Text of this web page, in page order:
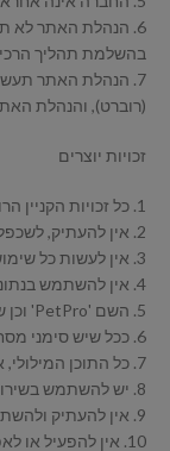
6. הנהלת האתר לא
בהשלמת תהליך
(רוברט), והנהלת
זכויות יוצרים
1. כל זכויות הקניין הרוחני, לרבות זכויות היוצרים, הדגמים, השיטות והסודות המסחריים, הנם רכושה של החברה בלבד. זכויות אלה חלות, בין השאר, על הנתונים באתר, לרבות רשימת המוצרים, תיאור וכל פרט אחר הקשור להפעלתו.
2. אין להעתיק, לשכפל, להפיץ, למכור, לשווק ולתרגם מידע כלשהו מהאתר, לרבות סימני מסחר, תמונות וטקסטים, וכיוצא בזאת, בלא קבלת רשותה של החברה מראש ובכתב.
3. אין לעשות כל שימוש מסחרי בנתונים המתפרסמים בבסיס הנתונים, ברשימת המוצרים המופיעים בו או בפרטים אחרים המתפרסמים בו, בלא קבלת הסכמתה של הנהלת האתר מראש ובכתב.
4. אין להשתמש בנתונים כלשהם המתפרסמים לצורך הצגתם באתר או בשירות אחר כלשהו, בלא לקבל את הסכמתה של הנהלת האתר מראש ובכתב ובכפוף לתנאי אותה הסכמה (אם תינתן).
5. השם 'PetPro' וכן שם המתחם (domain name) של האתר, סימני המסחר (בין אם נרשמו ובין אם לא) הם כולם רכושה של החברה בלבד. אין לעשות בהם שימוש בלא קבלת הסכמתה בכתב ומראש.
6. ככל שיש סימני מסחר (לרבות תמונות, שרטוטים וכדומה) שנמסרו לפרסום על ידי החברות המציעות מוצרים ושירותים למכירה באתר, כי אז סימני המסחר הנם רכושן של אותן חברות ואין להשתמש בהם ללא הסכמתן.
7. כל התוכן המילולי, אייקונים (ICONS) כל מידע ו/או תצוגה המופיעים באתר, לרבות גרפיקה, עיצוב, הצגה מילולית, סימני מסחר, סימני לוגו לרבות עריכתם והצגתם באתר, הנם בבעלותם הבלעדית של החברה ובעלי החברה.
8. יש להשתמש בשירותי האתר למטרות חוקיות בלבד.
9. אין להעתיק ולהשתמש, או לאפשר לאחרים להשתמש, בכל דרך אחרת בתכנים מתוך האתר, לרבות באתרי אינטרנט אחרים, בפרסומים אלקטרוניים, בפרסומי דפוס וכיו'ב, לכל מטרה אחרת.